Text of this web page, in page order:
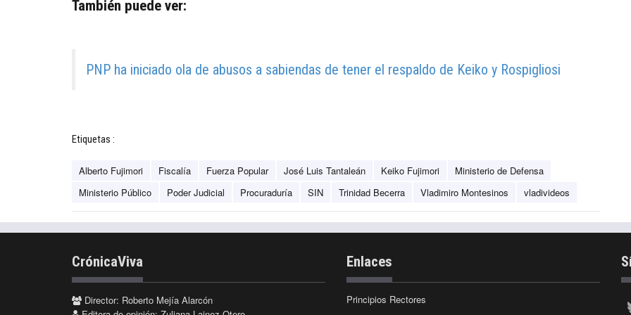
También puede ver:
PNP ha iniciado ola de abusos a sabiendas de tener el respaldo de Keiko y Rospigliosi
Etiquetas :
Alberto Fujimori Fiscalía Fuerza Popular José Luis Tantaleán Keiko Fujimori
Ministerio de Defensa
Ministerio Público
Poder Judicial Procuraduría SIN Trinidad Becerra Vladimiro Montesinos vladivideos
CrónicaViva
Director: Roberto Mejía Alarcón
Enlaces
Principios Rectores